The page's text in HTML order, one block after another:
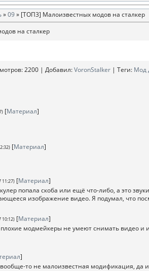
»09» [ТОП3] Малоизвестных модов на сталкер
на сталкер
: 2200 | Добавил:VoronStalker | Теги: Мод
[Материал]
[Материал]
11:27) [Материал]
попала скоба или ещё что-либо, а это
изображение видео. Я подумал, что
10:12) [Материал]
модмейкеры не умеют снимать видео
]
вообще-то не малоизвестная модификация,